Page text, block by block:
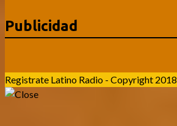
Publicidad
Registrate Latino Radio - Copyright 2018